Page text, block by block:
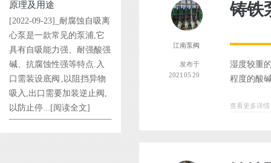
原理及用途
[2022-09-23]_耐腐蚀自吸离
心泵是一款常见的泵浦,它
具有自吸能力强、耐强酸强
碱、抗腐蚀性强等特点.入
口需装设底阀 ,以阻挡异物
吸入,出口需要加装逆止阀,
以防止停... [阅读全文]
江南泵阀
发布于
2021 05 20
铸铁
湿度较重
程度的酸
查看更多详情